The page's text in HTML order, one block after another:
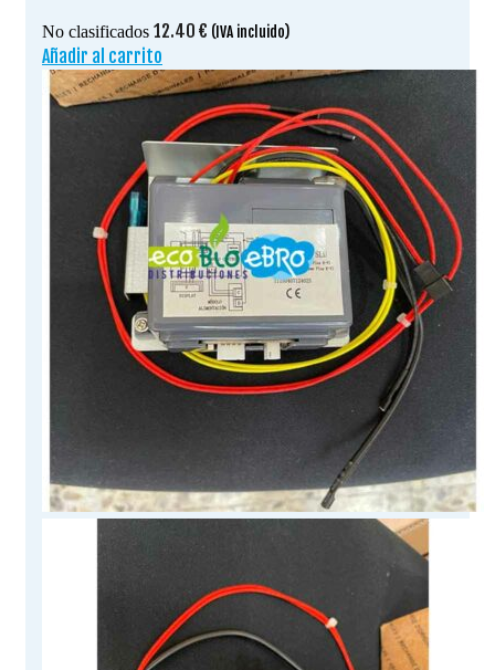
No clasificados 12.40 € (IVA incluido)
Añadir al carrito